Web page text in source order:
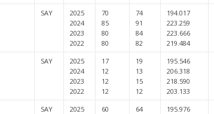
SAY
2025
2024
2023
2022
70
85
80
80
74
91
84
82
194.017
223.259
223.666
219.484
SAY
2025
2024
2023
2022
17
12
12
12
19
13
15
12
195.546
206.318
218.590
203.133
SAY
2025
60
64
195.976